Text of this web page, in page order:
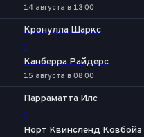
14 августа в 13:00
Кронулла Шаркс
-
Канберра Райдерс
15 августа в 08:00
Парраматта Илс
-
Норт Квинсленд Ковбойз